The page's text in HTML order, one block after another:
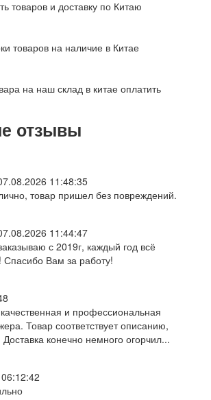
товаров и доставку по Китаю
товаров на наличие в Китае
на наш склад в китае оплатить
отзывы
11:48:35
товар пришел без повреждений.
11:44:47
с 2019г, каждый год всё
Спасибо Вам за работу!
и профессиональная
Товар соответствует описанию,
конечно немного огорчил...